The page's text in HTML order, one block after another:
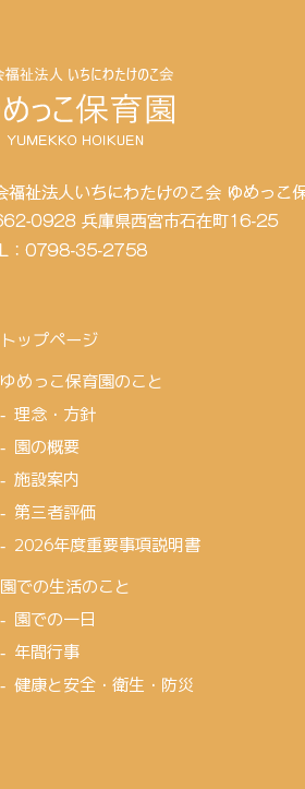
トップページ
ゆめっこ保育園のこと
理念・方針
園の概要
施設案内
第三者評価
2026年度重要事項説明書
園での生活のこと
園での一日
年間行事
健康と安全・衛生・防災